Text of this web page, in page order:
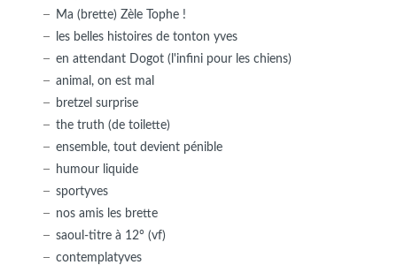
Ma (brette) Zèle Tophe !
les belles histoires de tonton yves
en attendant Dogot (l'infini pour les chiens)
animal, on est mal
bretzel surprise
the truth (de toilette)
ensemble, tout devient pénible
humour liquide
sportyves
nos amis les brette
saoul-titre à 12° (vf)
contemplatyves